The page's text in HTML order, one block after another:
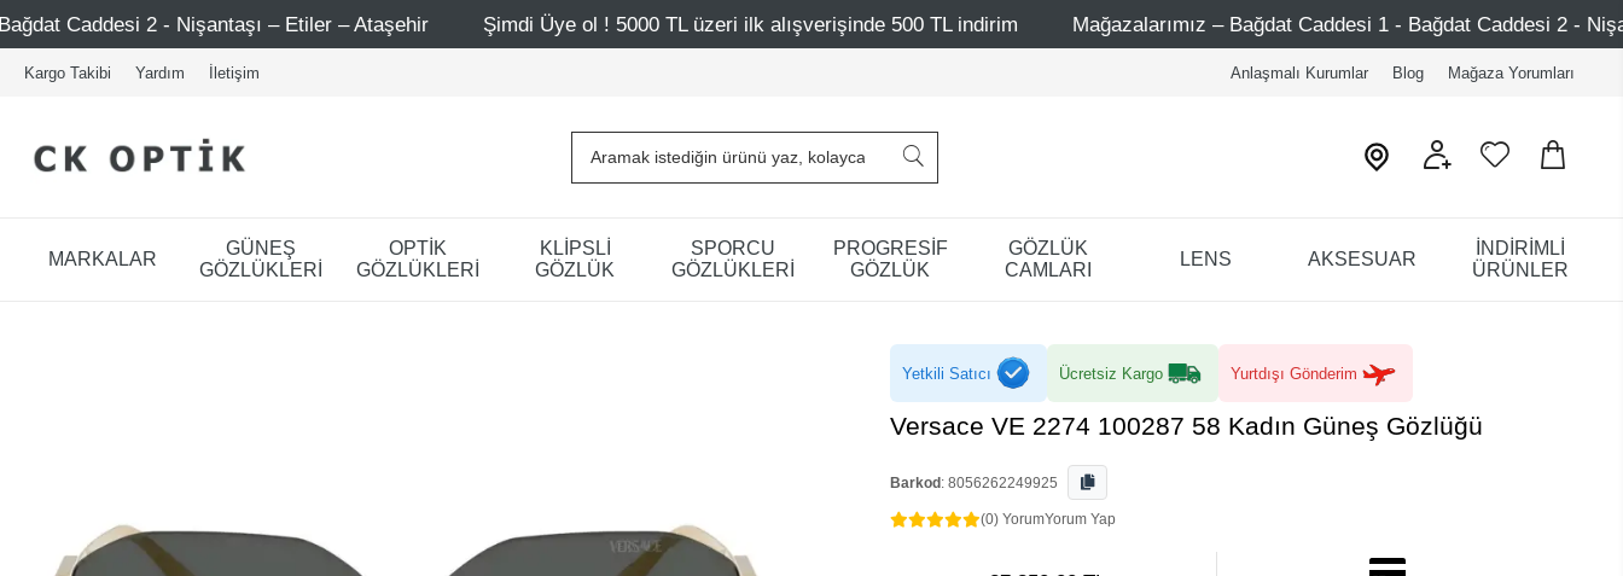
Nişantaşı – Etiler – Ataşehir Şimdi Üye ol ! 5000 TL üzeri ilk alışverişinde 500 TL indirim Mağazalarımız – Bağdat Caddesi 1 - Bağdat Caddesi 2 - Nişantaşı – Etiler –
Kargo Takibi Yardım İletişim Anlaşmalı Kurumlar Blog Mağaza Yorumları
MARKALAR
GÜNEŞ
GÖZLÜKLERİ
OPTİK
GÖZLÜKLERİ
KLİPSLİ
GÖZLÜK
SPORCU
GÖZLÜKLERİ
PROGRESİF
GÖZLÜK
GÖZLÜK
CAMLARI
LENS AKSESUAR
İNDİRİMLİ
ÜRÜNLER
Yetkili Satıcı Ücretsiz Kargo Yurtdışı Gönderim
Versace VE 2274 100287 58 Kadın Güneş Gözlüğü
Barkod : 8056262249925
(0) YorumYorum Yap